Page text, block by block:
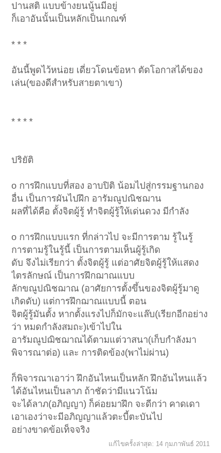
ปานสติ แบบข้างยนนู้นมีอยู่
ก็เอาอันนั้นเป็นหลักเป็นเกณฑ์
* * *
อันนี้พูดไว้หน่อย เดี่ยวโดนข้อหา ตัดโอกาสได้ของ
เล่น(ของดีสำหรับสายตาเขา)
* * * *
ปริยัติ
o การฝึกแบบที่สอง อาบปิติ น้อมไปสู่กรรมฐานกอง
อื่น เป็นการผันไปฝึก อารัมณูปณิชฌาน
ผลที่ได้คือ ตั้งจิตผู้รู้ ทำจิตผู้รู้ให้เด่นดวง มีกำลัง
o การฝึกแบบแรก ที่กล่าวไป จะมีการตาม รู้ในรู้
การตามรู้ในรู้นี้ เป็นการตามเห็นผู้รู้เกิด
ดับ จึงไม่เรียกว่า ตั้งจิตผู้รู้ แต่อาศัยจิตผู้รู้ให้แสดง
ไตรลักษณ์ เป็นการฝึกฌาณแบบ
ลักขณูปณิชฌาณ (อาศัยการตั้งขึ้นของจิตผู้รู้มาดู
เกิดดับ) แต่การฝึกฌาณแบบนี้ ตอน
จิตผู้รู้มันตั้ง หากตั้งแรงไปก็มักจะแล๊บ(เรียกอีกอย่าง
ว่า หมดกำลังสมถะ)เข้าไปใน
อารัมณูปฌิชฌาณได้ตามแต่วาสนา(เก็บกำลังมา
พิจารณาต่อ) และ การติดข้อง(พาไม่ผ่าน)
ก็พิจารณาเอาว่า ฝึกอันไหนเป็นหลัก ฝึกอันไหนแล้ว
ได้อันไหนเป็นลาภ ถ้าชัดว่ามีแนวโน้ม
จะได้ลาภ(อภิญญา) ก็ค่อยมาฝึก จะดีกว่า คาดเดา
เอาเองว่าจะมีอภิญญาแล้วตะบี้ตะบันไป
อย่างขาดข้อเท็จจริง
แก้ไขครั้งล่าสุด: 14 กุมภาพันธ์ 2011